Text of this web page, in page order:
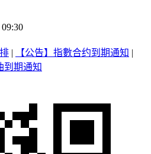
| 【公告】指數合约到期通知 |
到期通知